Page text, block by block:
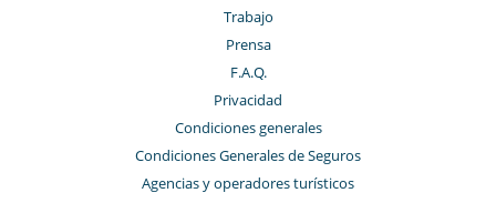
Trabajo
Prensa
F.A.Q.
Privacidad
Condiciones generales
Condiciones Generales de Seguros
Agencias y operadores turísticos